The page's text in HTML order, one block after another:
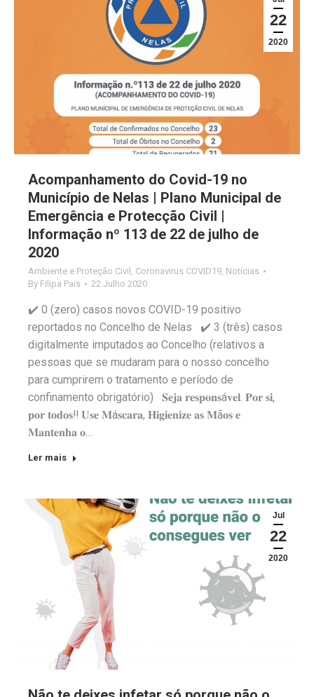
22
2020
Acompanhamento do Covid-19 no
Município de Nelas | Plano Municipal de
Emergência e Protecção Civil |
Informação nº 113 de 22 de julho de
2020
Ambiente e Proteção Civil Coronavirus COVID19 Notícias
By Filipa Pais 22 Julho 2020
✔️ 0 (zero) casos novos COVID-19 positivo
reportados no Concelho de Nelas ✔️ 3 (três) casos
digitalmente imputados ao Concelho (relativos a
pessoas que se mudaram para o nosso concelho
para cumprirem o tratamento e período de
confinamento obrigatório) 𝐒𝐞𝐣𝐚 𝐫𝐞𝐬𝐩𝐨𝐧𝐬á𝐯𝐞𝐥. 𝐏𝐨𝐫 𝐬𝐢,
𝐩𝐨𝐫 𝐭𝐨𝐝𝐨𝐬‼️ 𝐔𝐬𝐞 𝐌á𝐬𝐜𝐚𝐫𝐚, 𝐇𝐢𝐠𝐢𝐞𝐧𝐢𝐳𝐞 𝐚𝐬 𝐌ã𝐨𝐬 𝐞
𝐌𝐚𝐧𝐭𝐞𝐧𝐡𝐚 𝐨…
Ler mais
Jul
22
2020